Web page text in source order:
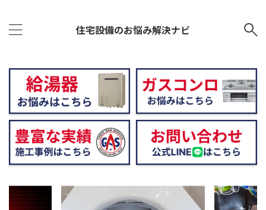
住宅設備のお悩み解決ナビ